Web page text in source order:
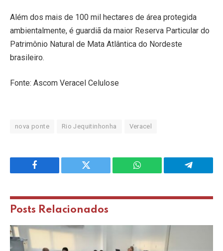
Além dos mais de 100 mil hectares de área protegida
ambientalmente, é guardiã da maior Reserva Particular do
Patrimônio Natural de Mata Atlântica do Nordeste
brasileiro.
Fonte: Ascom Veracel Celulose
nova ponte Rio Jequitinhonha Veracel
Facebook Twitter WhatsApp Telegram
Posts Relacionados